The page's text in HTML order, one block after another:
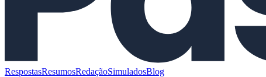
RespostasResumosRedaçãoSimuladosBlog